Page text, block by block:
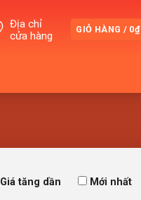
Địa chỉ
cửa hàng
GIỎ HÀNG / 0₫
Giá tăng dần Mới nhất